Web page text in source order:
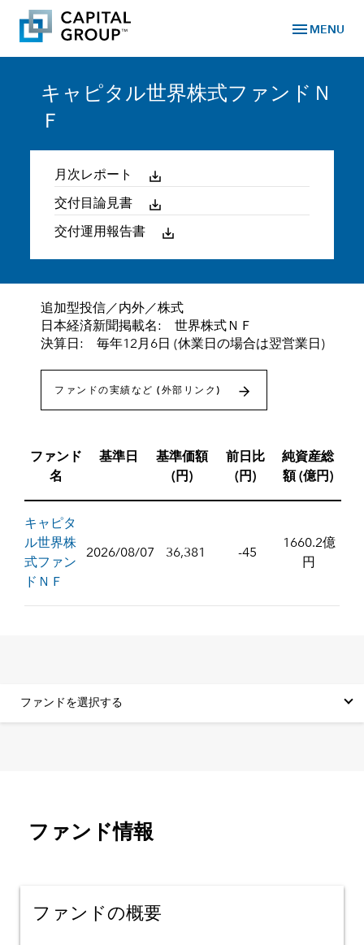
menu MENU
キャピタル世界株式ファンドＮ
Ｆ
月次レポート
交付目論見書
交付運用報告書
追加型投信／内外／株式
日本経済新聞掲載名: 世界株式ＮＦ
決算日: 毎年12月6日 (休業日の場合は翌営業日)
ファンドの実績など (外部リンク)
ファンド
名
基準日
基準価額
(円)
前日比
(円)
純資産総
額 (億円)
キャピタ
ル世界株
式ファン
ドＮＦ
2026/08/07 36,381 -45
1660.2億
円
ファンドを選択する
ファンド情報
ファンドの概要